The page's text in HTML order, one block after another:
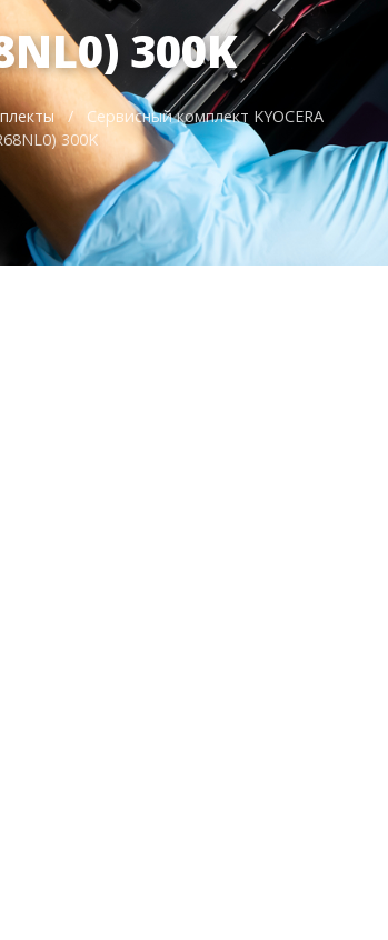
300K
/
Сервисный комплект KYOCERA
300K